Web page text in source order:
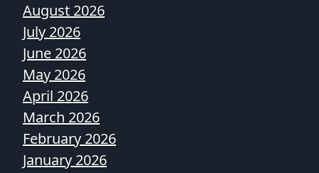
August 2026
July 2026
June 2026
May 2026
April 2026
March 2026
February 2026
January 2026